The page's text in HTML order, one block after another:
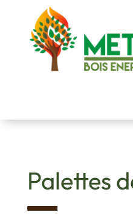
Palettes